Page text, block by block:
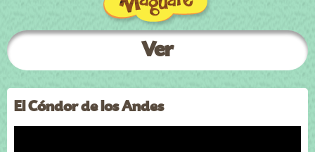
Ver
El Cóndor de los Andes